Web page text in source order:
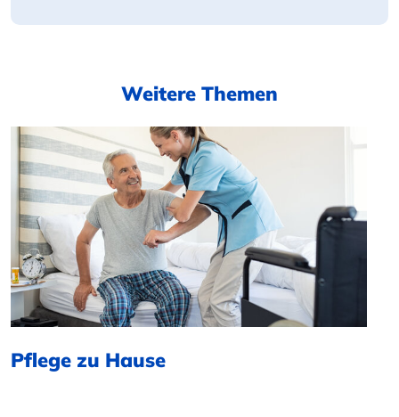
Weitere Themen
Pflege zu Hause